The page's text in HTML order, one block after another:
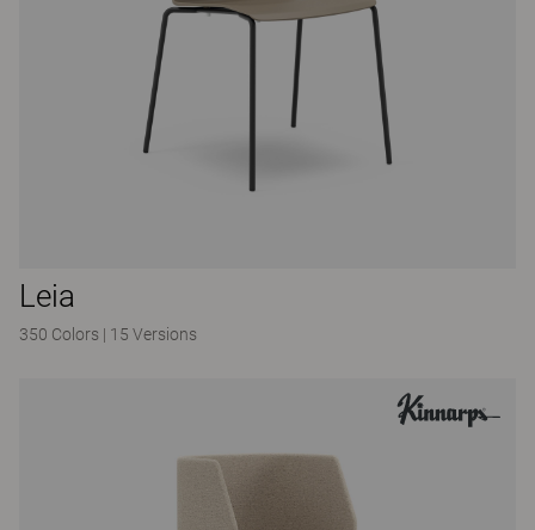
Leia
350 Colors | 15 Versions